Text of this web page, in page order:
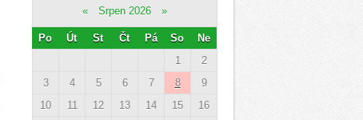
« Srpen 2026 »
Po Út St Čt Pá So
Ne
1
2
3
4 5 6 7 8
9
10
11 12 13 14 15
16